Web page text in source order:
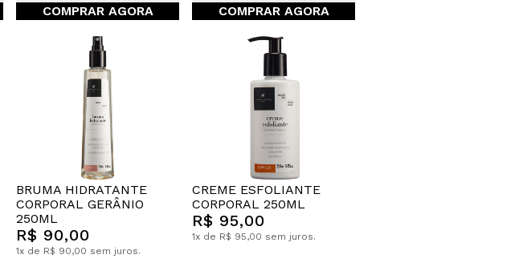
COMPRAR AGORA COMPRAR AGORA
BRUMA HIDRATANTE
CORPORAL GERÂNIO
250ML
R$ 90,00
1x de R$ 90,00 sem juros.
CREME ESFOLIANTE
CORPORAL 250ML
R$ 95,00
1x de R$ 95,00 sem juros.